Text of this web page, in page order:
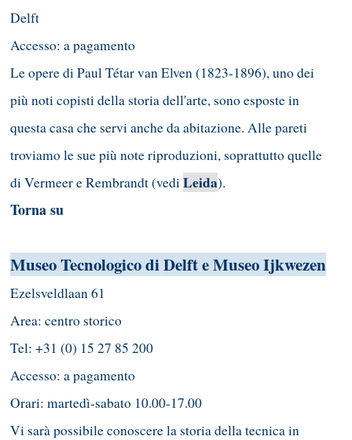
Delft
Accesso: a pagamento
Le opere di Paul Tétar van Elven (1823-1896), uno dei
più noti copisti della storia dell'arte, sono esposte in
questa casa che servi anche da abitazione. Alle pareti
troviamo le sue più note riproduzioni, soprattutto quelle
di Vermeer e Rembrandt (vediLeida).
Torna su
Museo Tecnologico di Delft e Museo Ijkwezen
Ezelsveldlaan 61
Area: centro storico
Tel: +31 (0) 15 27 85 200
Accesso: a pagamento
Orari: martedì-sabato 10.00-17.00
Vi sarà possibile conoscere la storia della tecnica in